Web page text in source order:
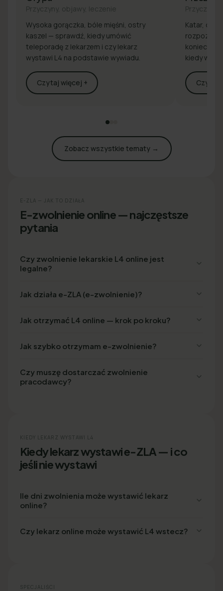
Przyczyny, objawy, leczenie
Wysoka gorączka, bóle mięśni, ostry
kaszel — sprawdź, kiedy umówić
teleporadę z lekarzem i czy lekarz
wystawi L4 na podstawie wywiadu.
Czytaj więcej +
Przyczyny,
Katar,
rozpoznaj
konieczna
kiedy
Czytaj
Zobacz wszystkie tematy →
E-ZLA — JAK TO DZIAŁA
E-zwolnienie online — najczęstsze
pytania
Czy zwolnienie lekarskie L4 online jest
legalne?
Jak działa e-ZLA (e-zwolnienie)?
Jak otrzymać L4 online — krok po kroku?
Jak szybko otrzymam e-zwolnienie?
Czy muszę dostarczać zwolnienie
pracodawcy?
KIEDY LEKARZ WYSTAWI L4
Kiedy lekarz wystawi e-ZLA — i co
jeśli nie wystawi
Ile dni zwolnienia może wystawić lekarz
online?
Czy lekarz online może wystawić L4 wstecz?
SPECJALIŚCI